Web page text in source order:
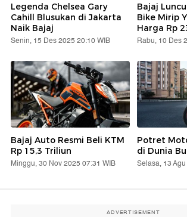
Legenda Chelsea Gary
Cahill Blusukan di Jakarta
Naik Bajaj
Senin, 15 Des 2025 20:10 WIB
Bajaj
Bike Mirip
Harga Rp
Rabu, 10 Des
Bajaj Auto Resmi Beli KTM
Rp 15,3 Triliun
Minggu, 30 Nov 2025 07:31 WIB
Potret
di Dunia
Selasa, 13
ADVERTISEMENT